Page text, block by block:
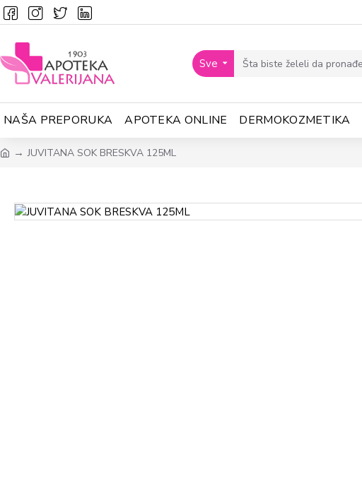
Sve
NAŠA PREPORUKA APOTEKA ONLINE DERMOKOZMETIKA
JUVITANA SOK BRESKVA 125ML